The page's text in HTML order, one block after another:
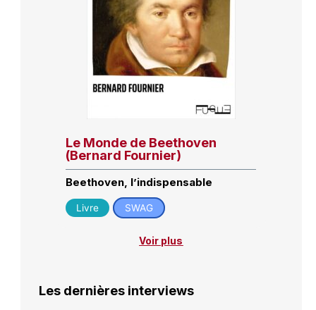
Le Monde de Beethoven
(Bernard Fournier)
Beethoven, l’indispensable
Livre SWAG
Voir plus
Les dernières interviews